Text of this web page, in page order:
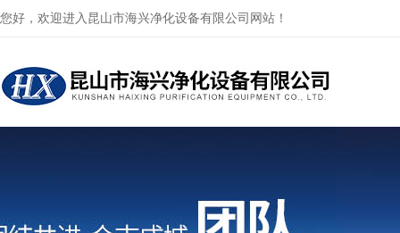
您好，欢迎进入昆山市海兴净化设备有限公司网站！